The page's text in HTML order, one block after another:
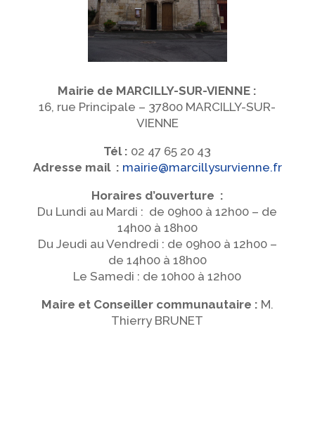
Mairie de MARCILLY-SUR-VIENNE :
16, rue Principale – 37800 MARCILLY-SUR-
VIENNE
Tél : 02 47 65 20 43
Adresse mail : mairie@marcillysurvienne.fr
Horaires d’ouverture :
Du Lundi au Mardi : de 09h00 à 12h00 – de
14h00 à 18h00
Du Jeudi au Vendredi : de 09h00 à 12h00 –
de 14h00 à 18h00
Le Samedi : de 10h00 à 12h00
Maire et Conseiller communautaire : M.
Thierry BRUNET